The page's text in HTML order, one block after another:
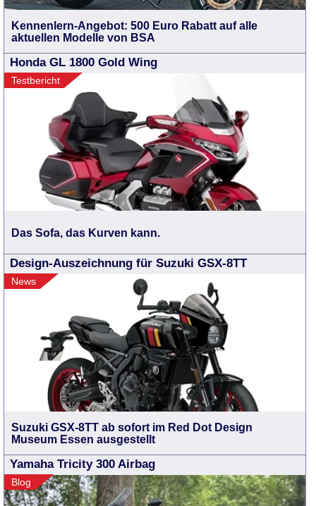
Kennenlern-Angebot: 500 Euro Rabatt auf alle
aktuellen Modelle von BSA
Honda GL 1800 Gold Wing
Testbericht
Das Sofa, das Kurven kann.
Design-Auszeichnung für Suzuki GSX-8TT
News
Suzuki GSX-8TT ab sofort im Red Dot Design
Museum Essen ausgestellt
Yamaha Tricity 300 Airbag
Blog